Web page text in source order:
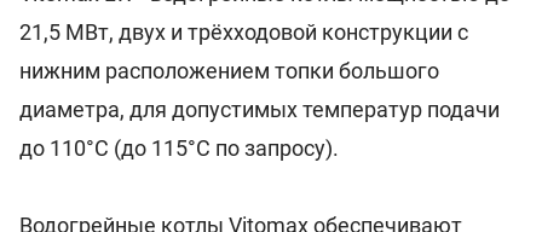
21,5 МВт, двух и трёхходовой конструкции с
нижним расположением топки большого
диаметра, для допустимых температур подачи
до 110°С (до 115°С по запросу).
Водогрейные котлы Vitomax обеспечивают